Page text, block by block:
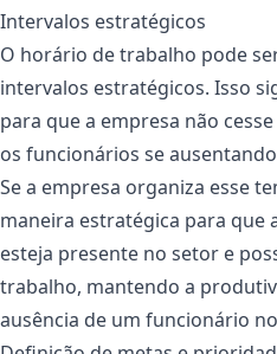
Intervalos estratégicos
O horário de trabalho pode
intervalos estratégicos. Isso
para que a empresa não
os funcionários se
Se a empresa organiza esse
maneira estratégica para
esteja presente no setor e
trabalho, mantendo a
ausência de um funcionário